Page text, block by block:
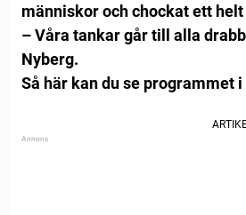
människor och chockat ett helt
– Våra tankar går till alla
Nyberg.
Så här kan du se programmet